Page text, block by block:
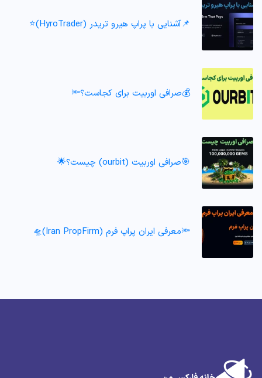
📌آشنایی با پراپ هیرو تریدر (HyroTrader)⭐️
💰صرافی اوربیت برای کجاست؟🔦
🎯صرافی اوربیت (ourbit) چیست؟🌟
🔦معرفی ایران پراپ فرم (Iran PropFirm)🛸